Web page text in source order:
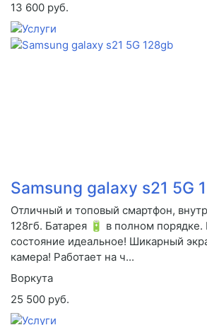
13 600 руб.
Samsung galaxy s21 5G
Отличный и топовый смартфон,
128гб. Батарея 🔋 в полном
состояние идеальное! Шикарный
камера! Работает на ч...
Воркута
25 500 руб.